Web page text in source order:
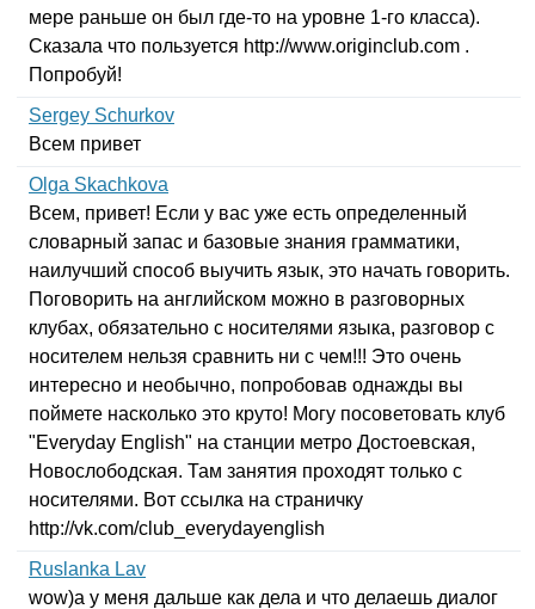
мере раньше он был где-то на уровне 1-го класса).
Сказала что пользуется http://www.originclub.com .
Попробуй!
Sergey Schurkov
Всем привет
Olga Skachkova
Всем, привет! Если у вас уже есть определенный
словарный запас и базовые знания грамматики,
наилучший способ выучить язык, это начать говорить.
Поговорить на английском можно в разговорных
клубах, обязательно с носителями языка, разговор с
носителем нельзя сравнить ни с чем!!! Это очень
интересно и необычно, попробовав однажды вы
поймете насколько это круто! Могу посоветовать клуб
"Everyday English" на станции метро Достоевская,
Новослободская. Там занятия проходят только с
носителями. Вот ссылка на страничку
http://vk.com/club everydayenglish
Ruslanka Lav
wow)a у меня дальше как дела и что делаешь диалог